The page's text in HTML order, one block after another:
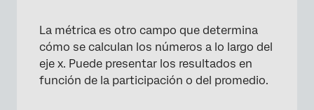
La métrica es otro campo que determina
cómo se calculan los números a lo largo del
eje x. Puede presentar los resultados en
función de la participación o del promedio.